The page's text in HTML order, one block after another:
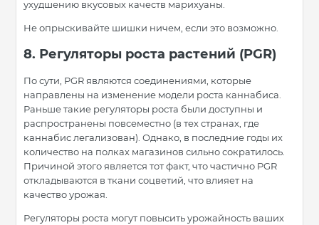
ухудшению вкусовых качеств марихуаны.
Не опрыскивайте шишки ничем, если это возможно.
8. Регуляторы роста растений (PGR)
По сути, PGR являются соединениями, которые
направлены на изменение модели роста каннабиса.
Раньше такие регуляторы роста были доступны и
распространены повсеместно (в тех странах, где
каннабис легализован). Однако, в последние годы их
количество на полках магазинов сильно сократилось.
Причиной этого является тот факт, что частично PGR
откладываются в ткани соцветий, что влияет на
качество урожая.
Регуляторы роста могут повысить урожайность ваших